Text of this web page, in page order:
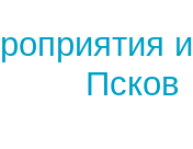
Псков